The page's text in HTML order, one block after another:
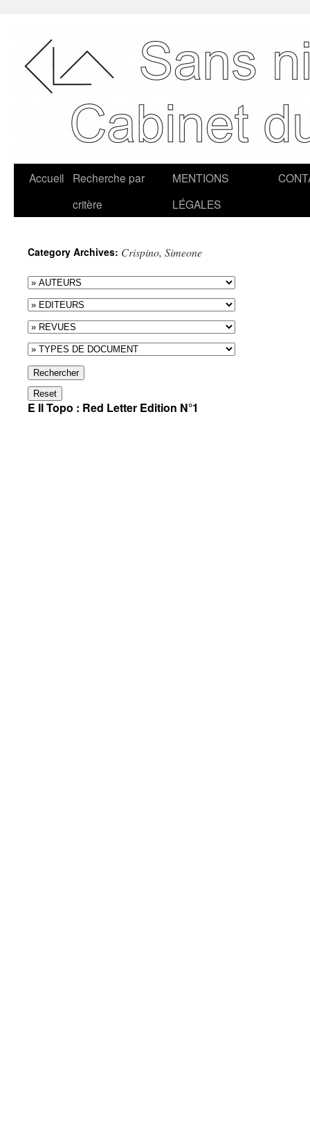
Accueil
Recherche par
critère
MENTIONS
LÉGALES
Category Archives: Crispino, Simeone
Rechercher
Reset
E Il Topo : Red Letter Edition N°1